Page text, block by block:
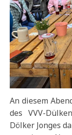
An diesem
des VVV-
Dölker Jonges